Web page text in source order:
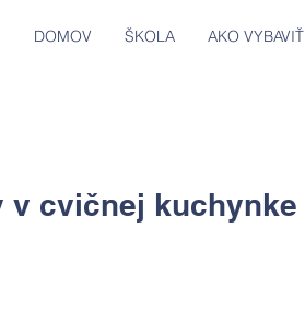
DOMOV ŠKOLA AKO VYBAVIŤ
v cvičnej kuchynke